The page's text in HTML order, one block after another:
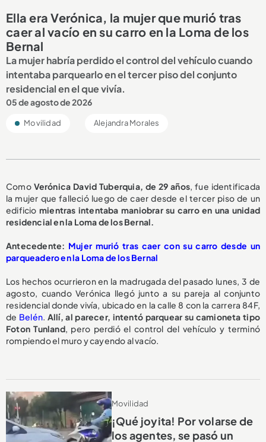
Ella era Verónica, la mujer que murió tras
caer al vacío en su carro en la Loma de los
Bernal
La mujer habría perdido el control del vehículo cuando
intentaba parquearlo en el tercer piso del conjunto
residencial en el que vivía.
05 de agosto de 2026
Movilidad Alejandra Morales
Como Verónica David Tuberquia, de 29 años , fue identificada
la mujer que falleció luego de caer desde el tercer piso de un
edificio mientras intentaba maniobrar su carro en una unidad
residencial en la Loma de los Bernal.
Antecedente: Mujer murió tras caer con su carro desde un
parqueadero en la Loma de los Bernal
Los hechos ocurrieron en la madrugada del pasado lunes, 3 de
agosto, cuando Verónica llegó junto a su pareja al conjunto
residencial donde vivía, ubicado en la calle 8 con la carrera 84F,
de Belén Allí, al parecer, intentó parquear su camioneta tipo
Foton Tunland, pero perdió el control del vehículo y terminó
rompiendo el muro y cayendo al vacío.
Movilidad
¡Qué joyita! Por volarse de
los agentes, se pasó un